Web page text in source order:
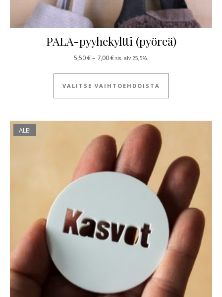
PALA-pyyhekyltti (pyöreä)
5,50€– 7,00€Hintaluokka: 5,50 € - 7,00 €
sis. alv 25,5%.
VALITSE VAIHTOEHDOISTA
Tällä tuotteella
ALE!